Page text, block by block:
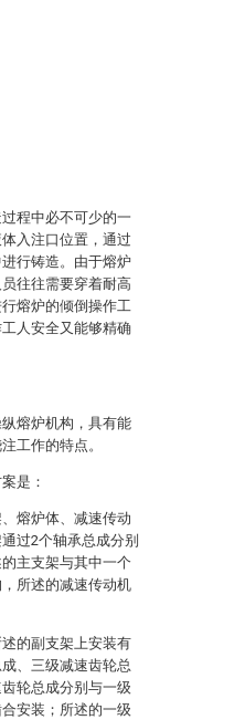
程中必不可少的一
入注口位置，通过
行铸造。由于熔炉
往往需要穿着耐高
熔炉的倾倒操作工
人安全又能够精确
熔炉机构，具有能
工作的特点。
是：
熔炉体、减速传动
过2个轴承总成分别
主支架与其中一个
所述的减速传动机
的副支架上安装有
、三级减速齿轮总
轮总成分别与一级
安装；所述的一级